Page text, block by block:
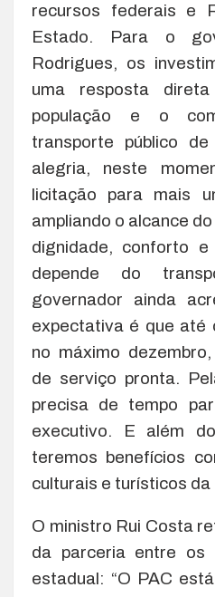
recursos federais e
Estado. Para o
Rodrigues, os
uma resposta
população e o
transporte público
alegria, neste
licitação para mais
ampliando o alcance
dignidade, conforto
depende do
governador ainda
expectativa é que até
no máximo
de serviço pronta.
precisa de tempo
executivo. E além
teremos benefícios
culturais e turísticos da
O ministro Rui Costa
da parceria entre os
estadual: “O PAC